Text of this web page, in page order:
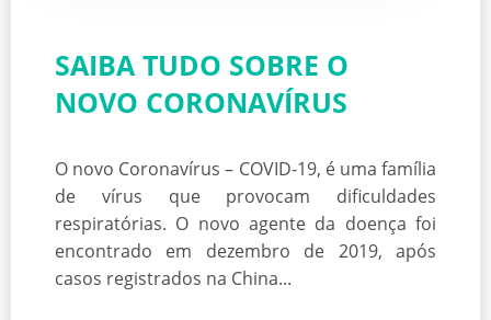
SAIBA TUDO SOBRE O
NOVO CORONAVÍRUS
O novo Coronavírus – COVID-19, é uma família
de vírus que provocam dificuldades
respiratórias. O novo agente da doença foi
encontrado em dezembro de 2019, após
casos registrados na China...